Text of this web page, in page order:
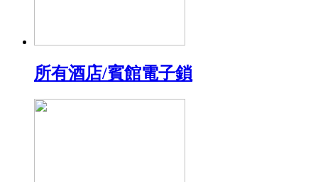
所有酒店/賓館電子鎖